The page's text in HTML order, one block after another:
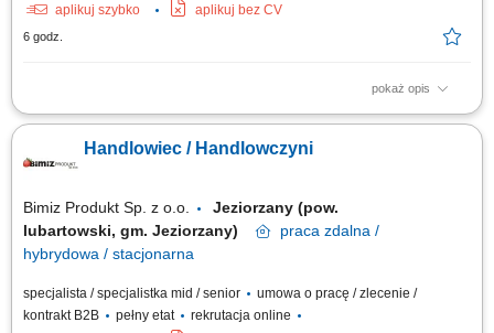
aplikuj szybko
aplikuj bez CV
6 godz.
pokaż opis
Poszukujemy Konsultantów ds. Żywienia w kilku lokalizacjach w Polsce.
bydła na wyznaczonym obszarze. Aktywne pozyskiwanie nowych klientów
oraz utrzymywanie długofalowych relacji z obecnymi kontrahentami.
Handlowiec / Handlowczyni
Bimiz Produkt Sp. z o.o.
Jeziorzany (pow.
lubartowski, gm. Jeziorzany)
praca zdalna /
hybrydowa / stacjonarna
specjalista / specjalistka mid / senior
umowa o pracę / zlecenie /
kontrakt B2B
pełny etat
rekrutacja online